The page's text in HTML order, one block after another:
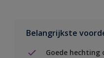
Belangrijkste
Goede hechting